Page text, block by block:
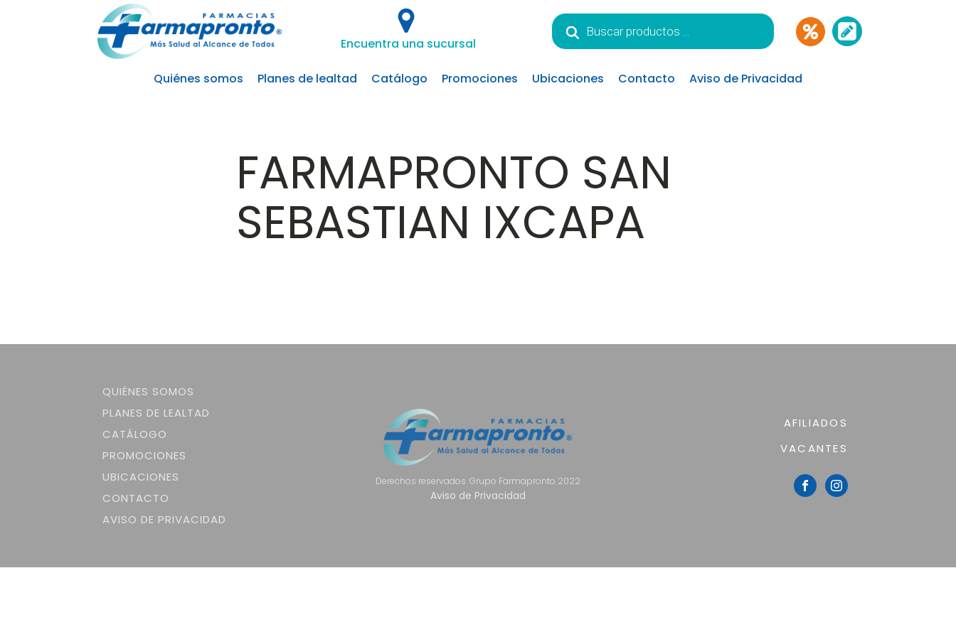
Encuentra una sucursal
Búsqueda
de
productos
Quiénes somos Planes de lealtad Catálogo Promociones Ubicaciones Contacto Aviso de Privacidad
FARMAPRONTO SAN
SEBASTIAN IXCAPA
QUIÉNES SOMOS
PLANES DE LEALTAD
CATÁLOGO
PROMOCIONES
UBICACIONES
CONTACTO
AVISO DE PRIVACIDAD
Derechos reservados. Grupo Farmapronto 2022
Aviso de Privacidad
AFILIADOS
VACANTES